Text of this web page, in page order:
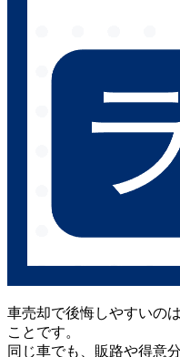
車売却で後悔しやすいの
ことです。
同じ車でも、販路や得意